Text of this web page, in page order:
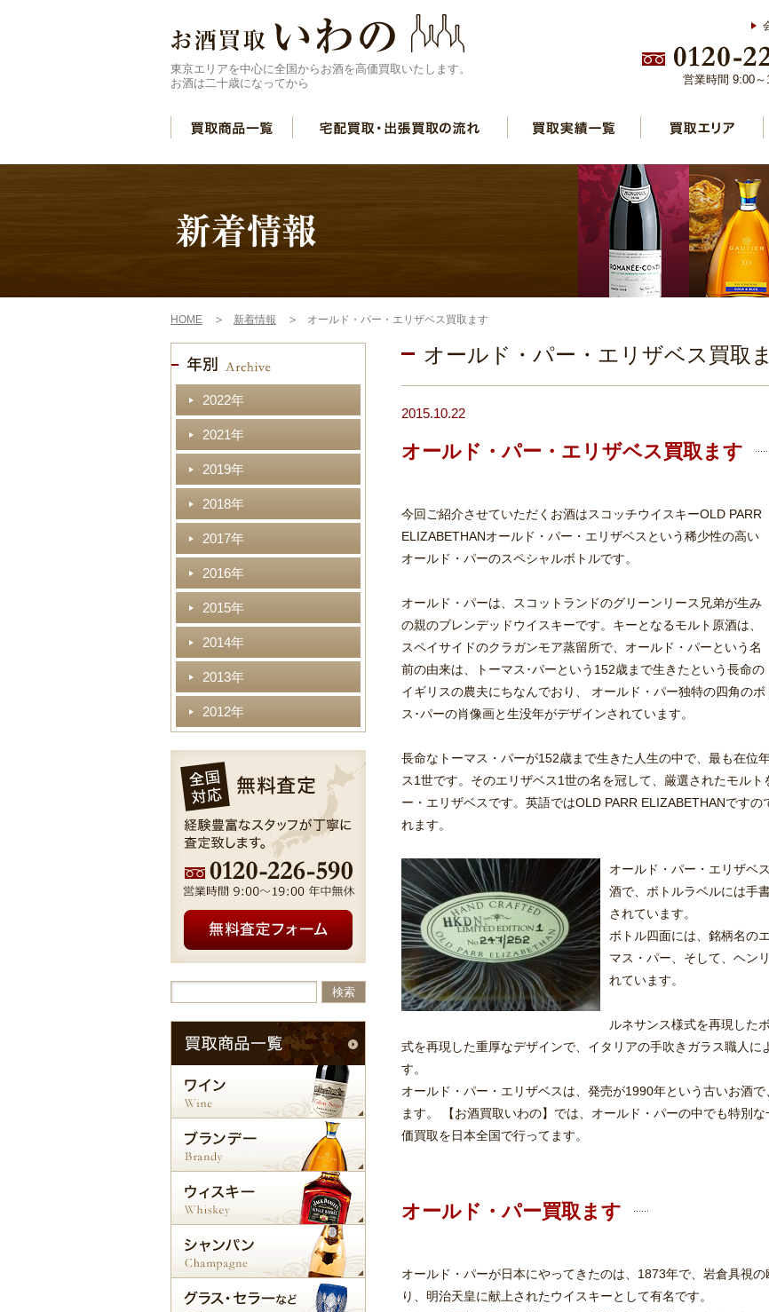
東京エリアを中心に全国からお酒を高価買取いたします。
お酒は二十歳になってから
営業時間 9:00
HOME 新着情報 オールド・パー・エリザベス買取ます
オールド・パー・エリザベス買取
2015.10.22
オールド・パー・エリザベス買取ます
今回ご紹介させていただくお酒はスコッチウイスキーOLD PARR
ELIZABETHANオールド・パー・エリザベスという稀少性の高い
オールド・パーのスペシャルボトルです。
オールド・パーは、スコットランドのグリーンリース兄弟が生み
の親のブレンデッドウイスキーです。キーとなるモルト原酒は、
スペイサイドのクラガンモア蒸留所で、オールド・パーという名
前の由来は、トーマス･パーという152歳まで生きたという長命の
イギリスの農夫にちなんでおり、 オールド・パー独特の四角の
ス･パーの肖像画と生没年がデザインされています。
長命なトーマス・パーが152歳まで生きた人生の中で、最も在位
ス1世です。そのエリザベス1世の名を冠して、厳選されたモル
ー・エリザベスです。 英語ではOLD PARR ELIZABETHANです
れます。
オールド・パー・エリザベ
酒で、ボトルラベルには手
されています。
ボトル四面には、銘柄名の
マス・パー、そして、ヘン
れています。
ルネサンス様式を再現した
式を再現した重厚なデザインで、イタリアの手吹きガラス職人
す。
オールド・パー・エリザベスは、発売が1990年という古いお酒
ます。 【お酒買取いわの】では、オールド・パーの中でも特別
価買取を日本全国で行ってます。
オールド・パー買取ます
オールド・パーが日本にやってきたのは、1873年で、岩倉具視
り、明治天皇に献上されたウイスキーとして有名です。
2022年
2021年
2019年
2018年
2017年
2016年
2015年
2014年
2013年
2012年